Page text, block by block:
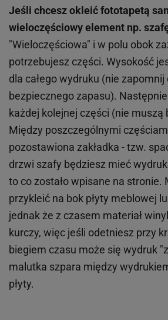
Jeśli chcesz okleić fototapetą
wieloczęściowy element np.
"Wieloczęściowa" i w polu obok
potrzebujesz części. Wysokość
dla całego wydruku (nie zapomnij
bezpiecznego zapasu).
każdej kolejnej części (nie muszą
Między poszczególnymi
pozostawiona zakładka - tzw.
drzwi szafy będziesz mieć
to co zostało wpisane na stronie.
przykleić na bok płyty meblowej
jednak że z czasem materiał
kurczy, więc jeśli odetniesz przy
biegiem czasu może się wydruk
malutka szpara między
płyty.